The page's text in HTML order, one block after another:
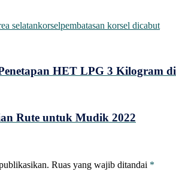
selatankorselpembatasan korsel dicabut
HET LPG 3 Kilogram di
Rute untuk Mudik 2022
Ruas yang wajib ditandai *